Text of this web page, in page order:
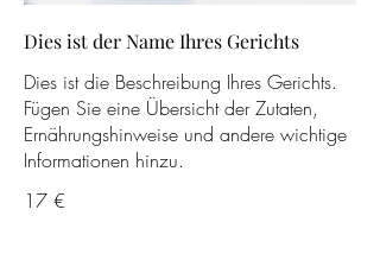
Dies ist der Name Ihres Gerichts
Dies ist die Beschreibung Ihres Gerichts.
Fügen Sie eine Übersicht der Zutaten,
Ernährungshinweise und andere wichtige
Informationen hinzu.
17 €